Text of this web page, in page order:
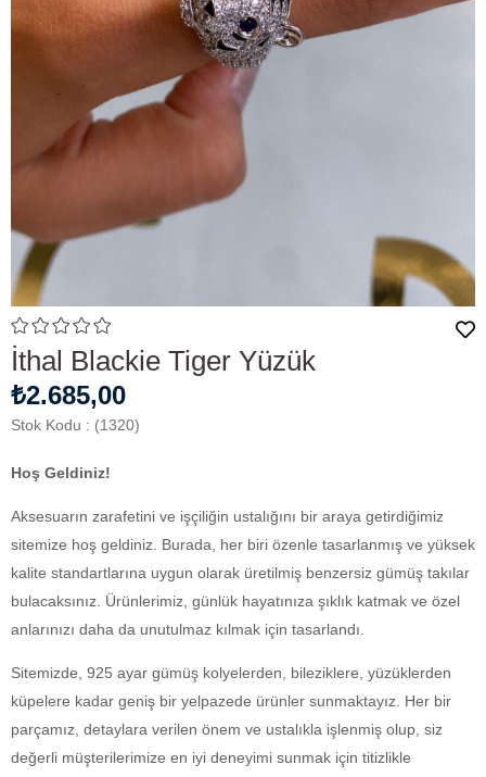
İthal Blackie Tiger Yüzük
₺2.685,00
Stok Kodu (1320)
Hoş Geldiniz!
Aksesuarın zarafetini ve işçiliğin ustalığını bir araya getirdiğimiz
sitemize hoş geldiniz. Burada, her biri özenle tasarlanmış ve yüksek
kalite standartlarına uygun olarak üretilmiş benzersiz gümüş takılar
bulacaksınız. Ürünlerimiz, günlük hayatınıza şıklık katmak ve özel
anlarınızı daha da unutulmaz kılmak için tasarlandı.
Sitemizde, 925 ayar gümüş kolyelerden, bileziklere, yüzüklerden
küpelere kadar geniş bir yelpazede ürünler sunmaktayız. Her bir
parçamız, detaylara verilen önem ve ustalıkla işlenmiş olup, siz
değerli müşterilerimize en iyi deneyimi sunmak için titizlikle